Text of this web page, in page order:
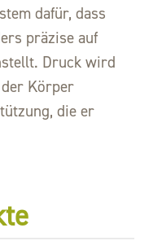
dafür, dass
präzise auf
Druck wird
Körper
die er